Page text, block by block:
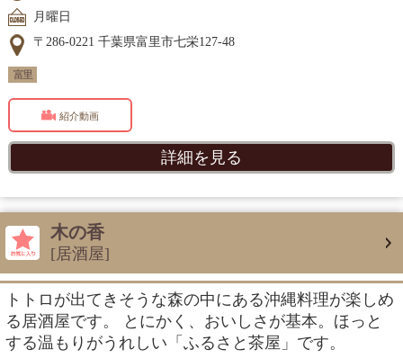
月曜日
〒286-0221 千葉県富里市七栄127-48
富里
紹介動画
詳細を見る
木の香
[居酒屋]
トトロが出てきそうな森の中にある沖縄料理が楽しめ
る居酒屋です。 とにかく、おいしさが基本。ほっと
する温もりがうれしい「ふるさと茶屋」です。